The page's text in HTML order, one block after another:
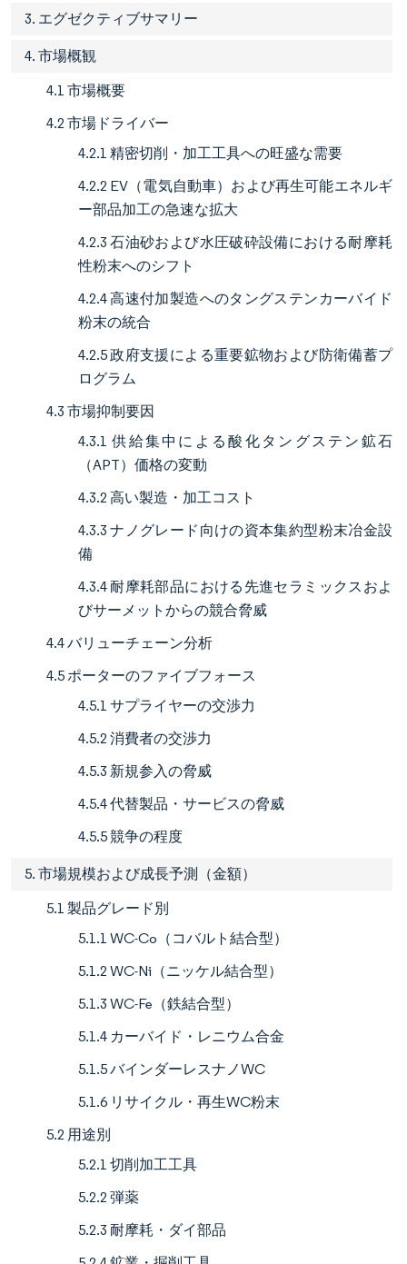
3. エグゼクティブサマリー
4. 市場概観
4.1 市場概要
4.2 市場ドライバー
4.2.1 精密切削・加工工具への旺盛な需要
4.2.2 EV（電気自動車）および再生可能エネルギ
ー部品加工の急速な拡大
4.2.3 石油砂および水圧破砕設備における耐摩耗
性粉末へのシフト
4.2.4 高速付加製造へのタングステンカーバイド
粉末の統合
4.2.5 政府支援による重要鉱物および防衛備蓄プ
ログラム
4.3 市場抑制要因
4.3.1 供給集中による酸化タングステン鉱石
（APT）価格の変動
4.3.2 高い製造・加工コスト
4.3.3 ナノグレード向けの資本集約型粉末冶金設
備
4.3.4 耐摩耗部品における先進セラミックスおよ
びサーメットからの競合脅威
4.4 バリューチェーン分析
4.5 ポーターのファイブフォース
4.5.1 サプライヤーの交渉力
4.5.2 消費者の交渉力
4.5.3 新規参入の脅威
4.5.4 代替製品・サービスの脅威
4.5.5 競争の程度
5. 市場規模および成長予測（金額）
5.1 製品グレード別
5.1.1 WC-Co（コバルト結合型）
5.1.2 WC-Ni（ニッケル結合型）
5.1.3 WC-Fe（鉄結合型）
5.1.4 カーバイド・レニウム合金
5.1.5 バインダーレスナノWC
5.1.6 リサイクル・再生WC粉末
5.2 用途別
5.2.1 切削加工工具
5.2.2 弾薬
5.2.3 耐摩耗・ダイ部品